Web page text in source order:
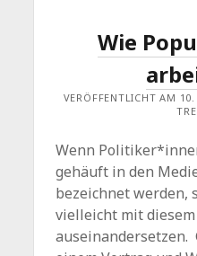
Wie
VERÖFFENTLICHT AM
Wenn
gehäuft in den
bezeichnet werden,
vielleicht mit
auseinandersetzen.